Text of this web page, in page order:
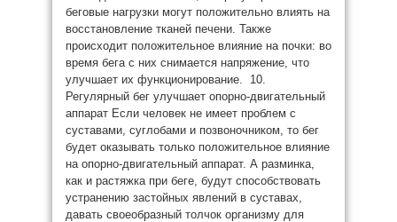
беговые нагрузки могут положительно влиять на
восстановление тканей печени. Также
происходит положительное влияние на почки: во
время бега с них снимается напряжение, что
улучшает их функционирование. 10.
Регулярный бег улучшает опорно-двигательный
аппарат Если человек не имеет проблем с
суставами, суглобами и позвоночником, то бег
будет оказывать только положительное влияние
на опорно-двигательный аппарат. А разминка,
как и растяжка при беге, будут способствовать
устранению застойных явлений в суставах,
давать своеобразный толчок организму для